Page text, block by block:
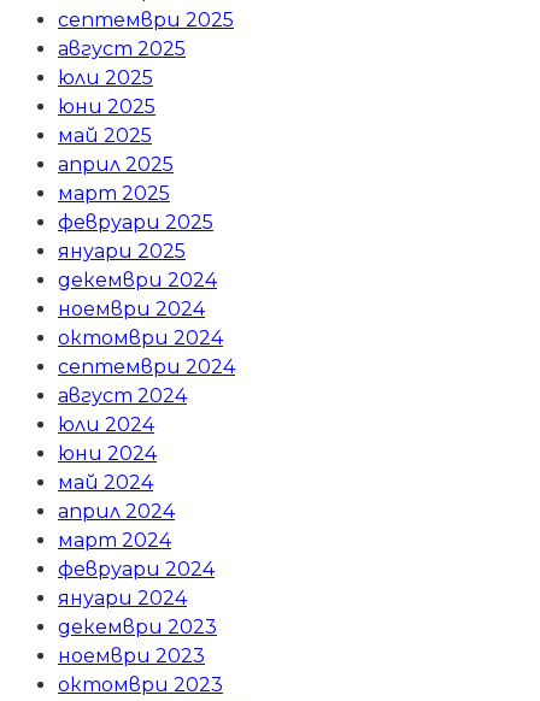
септември 2025
август 2025
юли 2025
юни 2025
май 2025
април 2025
март 2025
февруари 2025
януари 2025
декември 2024
ноември 2024
октомври 2024
септември 2024
август 2024
юли 2024
юни 2024
май 2024
април 2024
март 2024
февруари 2024
януари 2024
декември 2023
ноември 2023
октомври 2023